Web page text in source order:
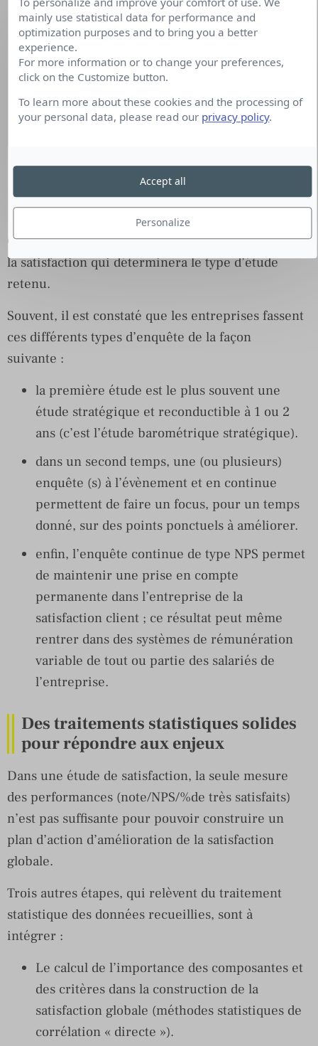
Toute la chaine du parcours client, il s’agit
alors d’étude de satisfaction dites
« stratégiques ».
Ou sur une partie, voire un type de point de
contact, de ce parcours, il s’agit alors d’étude
de satisfaction de type « enquête à
Ce sont les objectifs recherchés pour la mesure de
la satisfaction qui déterminera le type d’étude
retenu.
Souvent, il est constaté que les entreprises fassent
ces différents types d’enquête de la façon
suivante :
la première étude est le plus souvent une
étude stratégique et reconductible à 1 ou 2
ans (c’est l’étude barométrique stratégique).
dans un second temps, une (ou plusieurs)
enquête (s) à l’évènement et en continue
permettent de faire un focus, pour un temps
donné, sur des points ponctuels à améliorer.
enfin, l’enquête continue de type NPS permet
de maintenir une prise en compte
permanente dans l’entreprise de la
satisfaction client ; ce résultat peut même
rentrer dans des systèmes de rémunération
variable de tout ou partie des salariés de
l’entreprise.
Des traitements statistiques solides
pour répondre aux enjeux
Dans une étude de satisfaction, la seule mesure
des performances (note/NPS/%de très satisfaits)
n’est pas suffisante pour pouvoir construire un
plan d’action d’amélioration de la satisfaction
globale.
Trois autres étapes, qui relèvent du traitement
statistique des données recueillies, sont à
intégrer :
Le calcul de l’importance des composantes et
des critères dans la construction de la
satisfaction globale (méthodes statistiques de
corrélation « directe »).
mainly use statistical data for performance and
optimization purposes and to bring you a better
experience.
For more information or to change your preferences,
click on the Customize button.
To learn more about these cookies and the processing of
your personal data, please read our privacy policy.
Personalize
Accept all